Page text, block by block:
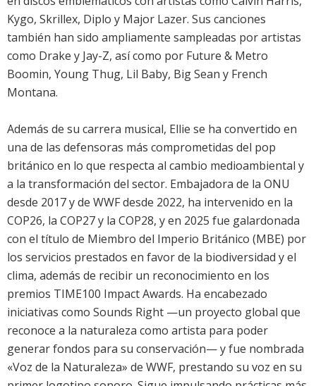
Kygo, Skrillex, Diplo y Major Lazer. Sus canciones
también han sido ampliamente sampleadas por artistas
como Drake y Jay-Z, así como por Future & Metro
Boomin, Young Thug, Lil Baby, Big Sean y French
Montana.
Además de su carrera musical, Ellie se ha convertido en
una de las defensoras más comprometidas del pop
británico en lo que respecta al cambio medioambiental y
a la transformación del sector. Embajadora de la ONU
desde 2017 y de WWF desde 2022, ha intervenido en la
COP26, la COP27 y la COP28, y en 2025 fue galardonada
con el título de Miembro del Imperio Británico (MBE) por
los servicios prestados en favor de la biodiversidad y el
clima, además de recibir un reconocimiento en los
premios TIME100 Impact Awards. Ha encabezado
iniciativas como Sounds Right —un proyecto global que
reconoce a la naturaleza como artista para poder
generar fondos para su conservación— y fue nombrada
«Voz de la Naturaleza» de WWF, prestando su voz en su